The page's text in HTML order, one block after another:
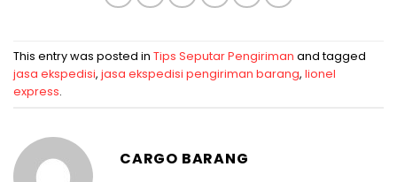
This entry was posted in Tips Seputar Pengiriman and tagged
jasa ekspedisi, jasa ekspedisi pengiriman barang, lionel
express.
CARGO BARANG